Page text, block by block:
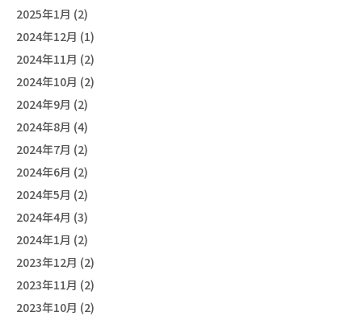
2025年1月 (2)
2024年12月 (1)
2024年11月 (2)
2024年10月 (2)
2024年9月 (2)
2024年8月 (4)
2024年7月 (2)
2024年6月 (2)
2024年5月 (2)
2024年4月 (3)
2024年1月 (2)
2023年12月 (2)
2023年11月 (2)
2023年10月 (2)